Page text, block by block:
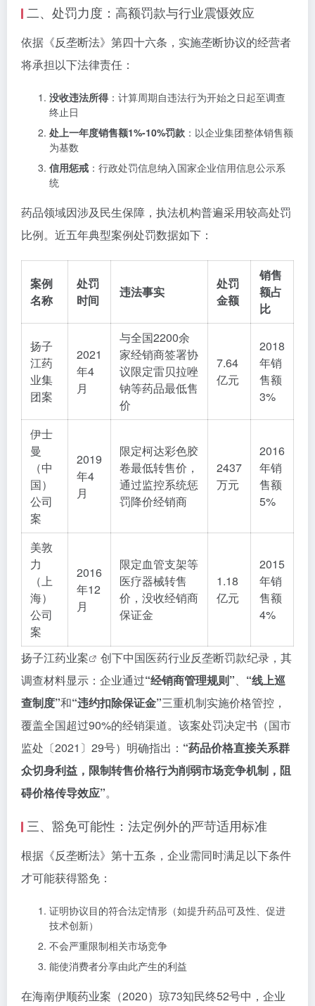
二、处罚力度：高额罚款与行业震慑效应
依据《反垄断法》第四十六条，实施垄断协议的经营者
将承担以下法律责任：
没收违法所得 ：计算周期自违法行为开始之日起至调查
终止日
处上一年度销售额1%-10%罚款 ：以企业集团整体销售额
为基数
信用惩戒 ：行政处罚信息纳入国家企业信用信息公示系
统
药品领域因涉及民生保障，执法机构普遍采用较高处罚
比例。近五年典型案例处罚数据如下：
案例
名称
处罚
时间
违法事实
处罚
金额
销售
额占
比
扬子
江药
业集
团案
2021
年4
月
与全国2200余
家经销商签署协
议限定雷贝拉唑
钠等药品最低售
价
7.64
亿元
2018
年销
售额
3%
伊士
曼
（中
国）
公司
案
2019
年4
月
限定柯达彩色胶
卷最低转售价，
通过监控系统惩
罚降价经销商
2437
万元
2016
年销
售额
5%
美敦
力
（上
海）
公司
案
2016
年12
月
限定血管支架等
医疗器械转售
价，没收经销商
保证金
1.18
亿元
2015
年销
售额
4%
扬子江药业案
创下中国医药行业反垄断罚款纪录，其
调查材料显示：企业通过“经销商管理规则”、 “线上巡
查制度”和“违约扣除保证金”三重机制实施价格管控，
覆盖全国超过90%的经销渠道。该案处罚决定书（国市
监处〔2021〕29号）明确指出： “药品价格直接关系群
众切身利益，限制转售价格行为削弱市场竞争机制，阻
碍价格传导效应”。
三、豁免可能性：法定例外的严苛适用标准
根据《反垄断法》第十五条，企业需同时满足以下条件
才可能获得豁免：
证明协议目的符合法定情形（如提升药品可及性、促进
技术创新）
不会严重限制相关市场竞争
能使消费者分享由此产生的利益
在海南伊顺药业案（2020）琼73知民终52号中，企业